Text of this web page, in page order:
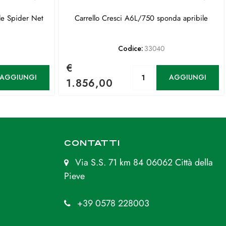
Spider Net Carrello Cresci A6L/750 sponda apribile
Codice: 33040
€
1.856,00
AGGIUNGI
CONTATTI
Via S.S. 71 km 84 06062 Città della
Pieve
+39 0578 228003